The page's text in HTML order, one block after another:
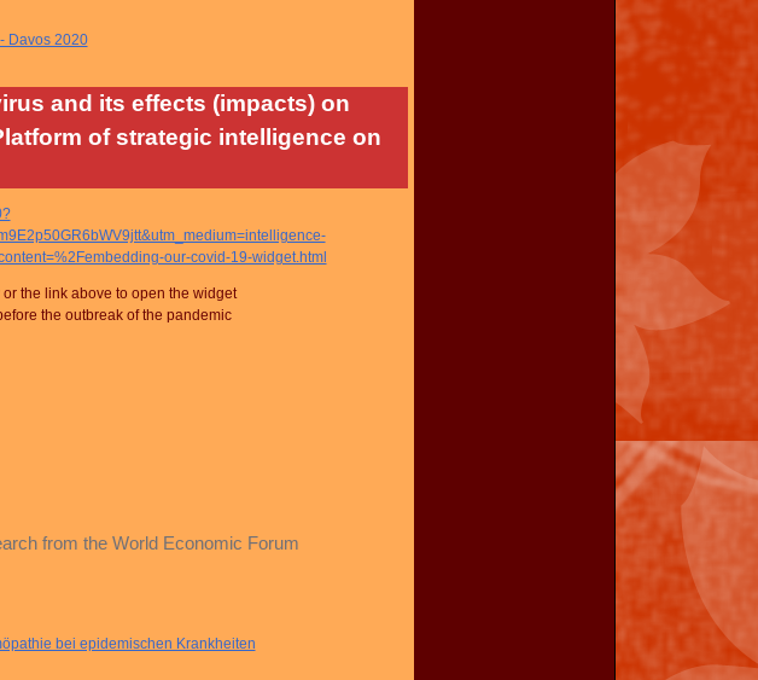
Davos 2020
and its effects (impacts) on
of strategic intelligence on
our-covid-19-widget.html
the link above to open the widget
the outbreak of the pandemic
from the World Economic Forum
bei epidemischen Krankheiten